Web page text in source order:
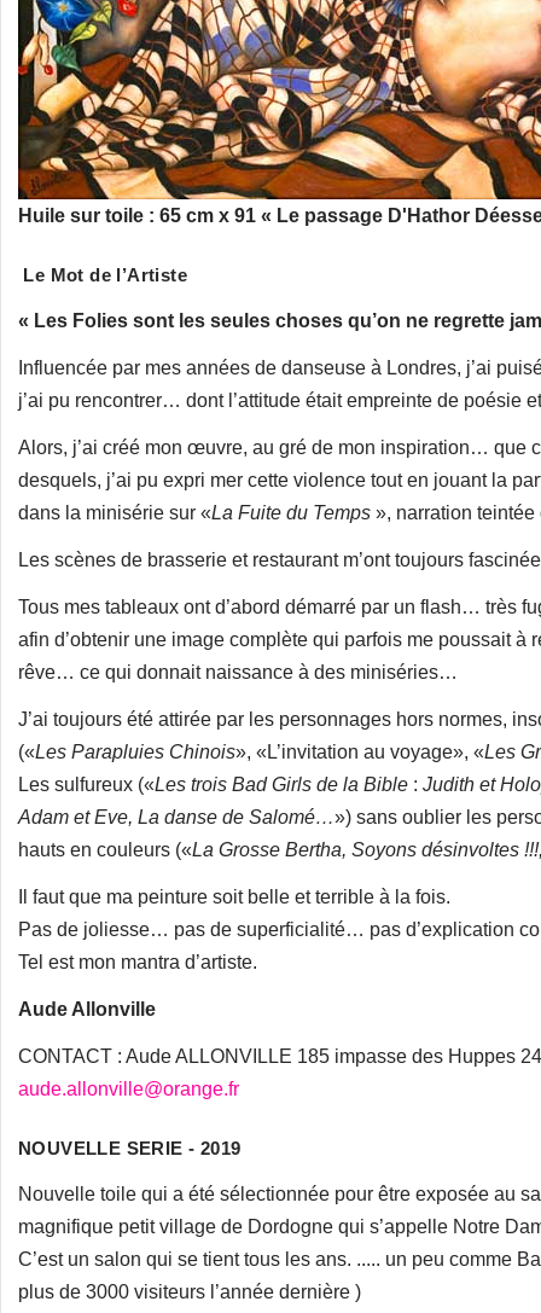
Huile sur toile : 65 cm x 91 « Le passage D'Hathor
Le Mot de l’Artiste
« Les Folies sont les seules choses qu’on ne regrette
Influencée par mes années de danseuse à Londres, j’ai
j’ai pu rencon­trer… dont l’attitude était empreinte de
Alors, j’ai créé mon œuvre, au gré de mon inspiration… que
desquels, j’ai pu expri­ mer cette violence tout en jouant la
dans la mini­série sur «La Fuite du Temps », narration
Les scènes de brasserie et restaurant m’ont toujours
Tous mes tableaux ont d’abord démarré par un flash… très
afin d’obtenir une image complète qui parfois me poussait
rêve… ce qui donnait naissance à des mini­séries…
J’ai toujours été attirée par les personnages hors normes,
(«Les Parapluies Chinois», «L’invitation au voyage», «Les
Les sulfureux («Les trois Bad Girls de la Bible : Judith et
Adam et Eve, La danse de Salomé…») sans oublier les
hauts en couleurs («La Grosse Bertha, Soyons désinvoltes
Il faut que ma peinture soit belle et terrible à la fois.
Pas de joliesse… pas de superficialité… pas d’explication
Tel est mon mantra d’artiste.
Aude Allonville
CONTACT : Aude ALLONVILLE ­185 impasse des Huppes
aude.allonville@orange.fr
NOUVELLE SERIE - 2019
Nouvelle toile qui a été sélectionnée pour être exposée au
magnifique petit village de Dordogne qui s’appelle Notre
C’est un salon qui se tient tous les ans. ..... un peu comme
plus de 3000 visiteurs l’année dernière )